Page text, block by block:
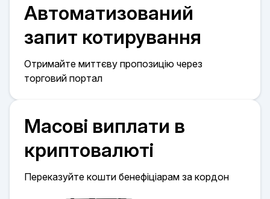
Автоматизований
запит котирування
Отримайте миттєву пропозицію через
торговий портал
Масові виплати в
криптовалюті
Переказуйте кошти бенефіціарам за кордон